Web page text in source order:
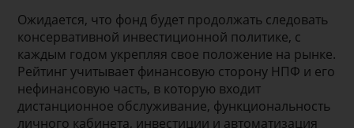
Ожидается, что фонд будет продолжать следовать
консервативной инвестиционной политике, с
каждым годом укрепляя свое положение на рынке.
Рейтинг учитывает финансовую сторону НПФ и его
нефинансовую часть, в которую входит
дистанционное обслуживание, функциональность
личного кабинета, инвестиции и автоматизация